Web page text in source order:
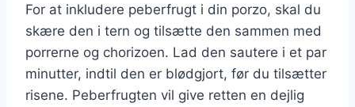
For at inkludere peberfrugt i din porzo, skal du
skære den i tern og tilsætte den sammen med
porrerne og chorizoen. Lad den sautere i et par
minutter, indtil den er blødgjort, før du tilsætter
risene. Peberfrugten vil give retten en dejlig